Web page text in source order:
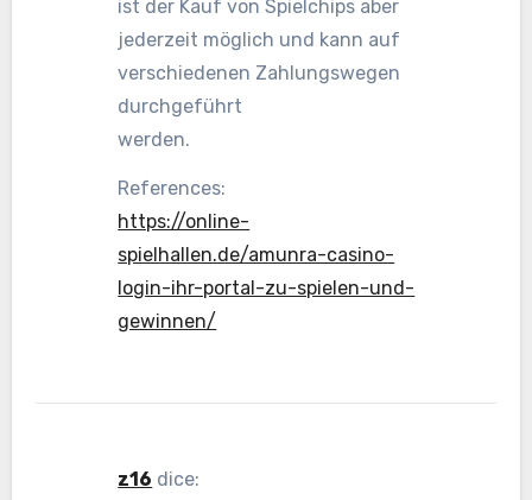
ist der Kauf von Spielchips aber
jederzeit möglich und kann auf
verschiedenen Zahlungswegen
durchgeführt
werden.
References:
https://online-
spielhallen.de/amunra-casino-
login-ihr-portal-zu-spielen-und-
gewinnen/
z16 dice: